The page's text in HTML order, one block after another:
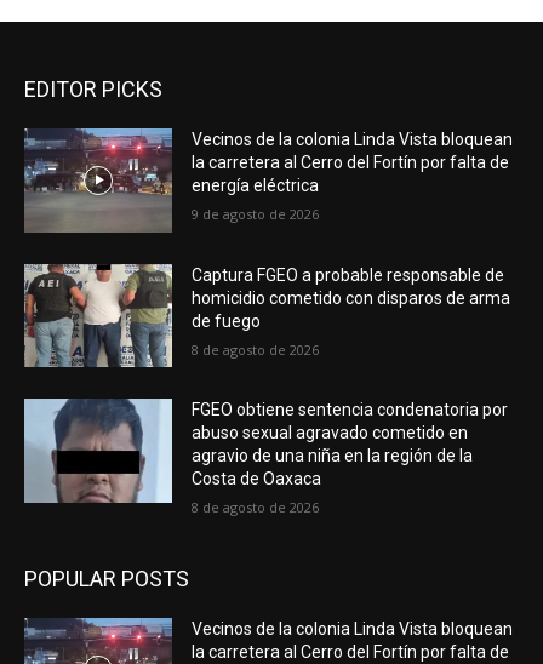
EDITOR PICKS
Vecinos de la colonia Linda Vista bloquean
la carretera al Cerro del Fortín por falta de
energía eléctrica
9 de agosto de 2026
Captura FGEO a probable responsable de
homicidio cometido con disparos de arma
de fuego
8 de agosto de 2026
FGEO obtiene sentencia condenatoria por
abuso sexual agravado cometido en
agravio de una niña en la región de la
Costa de Oaxaca
8 de agosto de 2026
POPULAR POSTS
Vecinos de la colonia Linda Vista bloquean
la carretera al Cerro del Fortín por falta de